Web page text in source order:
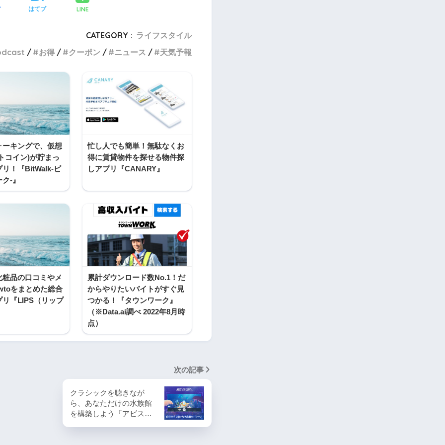
はてブ LINE
CATEGORY : ライフスタイル
お得 クーポン ニュース 天気予報
ーキングで、仮想
コイン)が貯まっ
リ！『BitWalk-ビ
-』
忙し人でも簡単！無駄なくお
得に賃貸物件を探せる物件探
しアプリ『CANARY』
品の口コミやメ
をまとめた総合
リ『LIPS（リップ
累計ダウンロード数No.1！だ
からやりたいバイトがすぐ見
つかる！『タウンワーク』
（※Data.ai調べ 2022年8月時
点）
次の記事
クラシックを聴きなが
ら、あなただけの水族館
を構築しよう『アビス…